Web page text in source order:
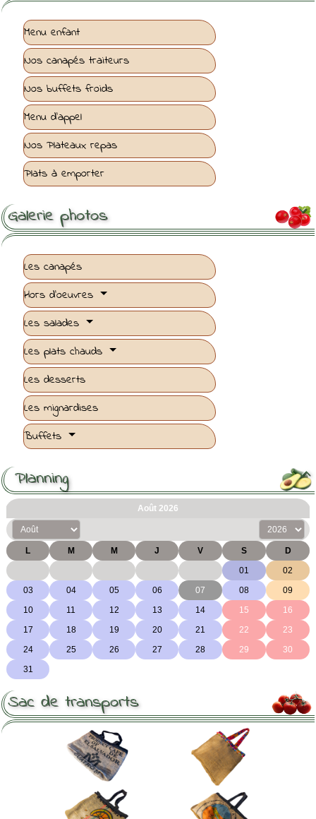
Menu enfant
Nos canapés traiteurs
Nos buffets froids
Menu d'appel
Nos Plateaux repas
Plats à emporter

Galerie photos
Les canapés
Hors d'oeuvres
Les salades
Les plats chauds
Les desserts
Les mignardises
Buffets

Planning
Sac de transports